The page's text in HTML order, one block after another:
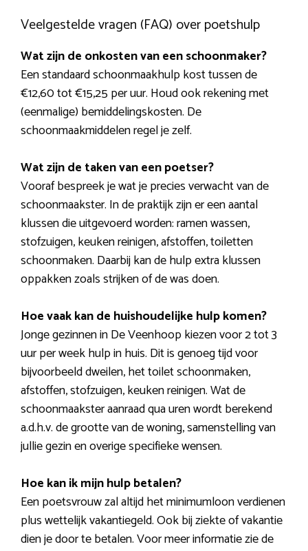
Veelgestelde vragen (FAQ) over poetshulp
Wat zijn de onkosten van een schoonmaker?
Een standaard schoonmaakhulp kost tussen de
€12,60 tot €15,25 per uur. Houd ook rekening met
(eenmalige) bemiddelingskosten. De
schoonmaakmiddelen regel je zelf.
Wat zijn de taken van een poetser?
Vooraf bespreek je wat je precies verwacht van de
schoonmaakster. In de praktijk zijn er een aantal
klussen die uitgevoerd worden: ramen wassen,
stofzuigen, keuken reinigen, afstoffen, toiletten
schoonmaken. Daarbij kan de hulp extra klussen
oppakken zoals strijken of de was doen.
Hoe vaak kan de huishoudelijke hulp komen?
Jonge gezinnen in De Veenhoop kiezen voor 2 tot 3
uur per week hulp in huis. Dit is genoeg tijd voor
bijvoorbeeld dweilen, het toilet schoonmaken,
afstoffen, stofzuigen, keuken reinigen. Wat de
schoonmaakster aanraad qua uren wordt berekend
a.d.h.v. de grootte van de woning, samenstelling van
jullie gezin en overige specifieke wensen.
Hoe kan ik mijn hulp betalen?
Een poetsvrouw zal altijd het minimumloon verdienen
plus wettelijk vakantiegeld. Ook bij ziekte of vakantie
dien je door te betalen. Voor meer informatie zie de